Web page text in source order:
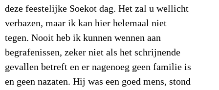
deze feestelijke Soekot dag. Het zal u wellicht
verbazen, maar ik kan hier helemaal niet
tegen. Nooit heb ik kunnen wennen aan
begrafenissen, zeker niet als het schrijnende
gevallen betreft en er nagenoeg geen familie is
en geen nazaten. Hij was een goed mens, stond